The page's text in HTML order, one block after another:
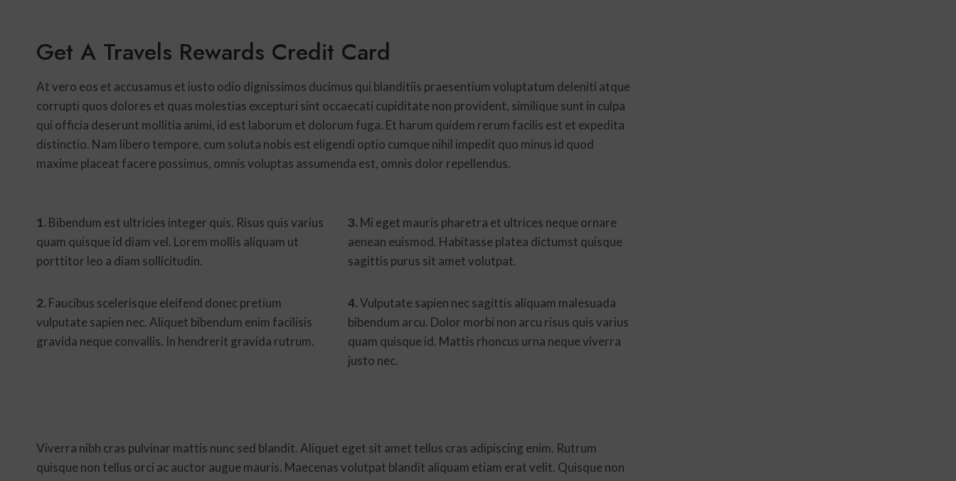
Get A Travels Rewards Credit Card
At vero eos et accusamus et iusto odio dignissimos ducimus qui blanditiis praesentium voluptatum deleniti atque
corrupti quos dolores et quas molestias excepturi sint occaecati cupiditate non provident, similique sunt in culpa
qui officia deserunt mollitia animi, id est laborum et dolorum fuga. Et harum quidem rerum facilis est et expedita
distinctio. Nam libero tempore, cum soluta nobis est eligendi optio cumque nihil impedit quo minus id quod
maxime placeat facere possimus, omnis voluptas assumenda est, omnis dolor repellendus.
1. Bibendum est ultricies integer quis. Risus quis varius
quam quisque id diam vel. Lorem mollis aliquam ut
porttitor leo a diam sollicitudin.
2. Faucibus scelerisque eleifend donec pretium
vulputate sapien nec. Aliquet bibendum enim facilisis
gravida neque convallis. In hendrerit gravida rutrum.
3. Mi eget mauris pharetra et ultrices neque ornare
aenean euismod. Habitasse platea dictumst quisque
sagittis purus sit amet volutpat.
4.Vulputate sapien nec sagittis aliquam malesuada
bibendum arcu. Dolor morbi non arcu risus quis varius
quam quisque id. Mattis rhoncus urna neque viverra
justo nec.
Viverra nibh cras pulvinar mattis nunc sed blandit. Aliquet eget sit amet tellus cras adipiscing enim. Rutrum
quisque non tellus orci ac auctor augue mauris. Maecenas volutpat blandit aliquam etiam erat velit. Quisque non